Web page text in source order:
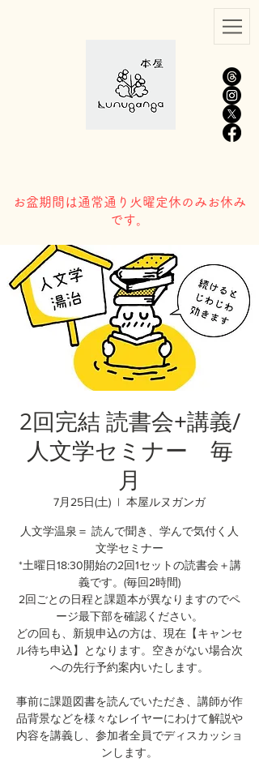
​お盆期間は通常通り火曜定休のみお休み
です。
2回完結 読書会+講義/
人文学セミナー 毎
月
7月25日(土)
  |
本屋ルヌガンガ
人文学温泉＝ 読んで聞き、学んで気付く人
文学セミナー
*土曜日18:30開始の2回1セットの読書会＋講
義です。(毎回2時間)
2回ごとの日程と課題本が異なりますのでペ
ージ最下部を確認ください。
どの回も、新規申込の方は、現在【キャンセ
ル待ち申込】となります。空きがない場合次
への先行予約案内いたします。
事前に課題図書を読んでいただき、講師が作
品背景などを様々なレイヤーにわけて解説や
内容を講義し、参加者全員でディスカッショ
ンします。